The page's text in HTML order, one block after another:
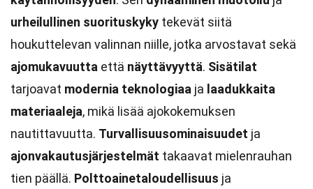
urheilullinen suorituskyky tekevät siitä
houkuttelevan valinnan niille, jotka arvostavat sekä
ajomukavuutta että näyttävyyttä. Sisätilat
tarjoavat modernia teknologiaa ja laadukkaita
materiaaleja, mikä lisää ajokokemuksen
nautittavuutta. Turvallisuusominaisuudet ja
ajonvakautusjärjestelmät takaavat mielenrauhan
tien päällä. Polttoainetaloudellisuus ja